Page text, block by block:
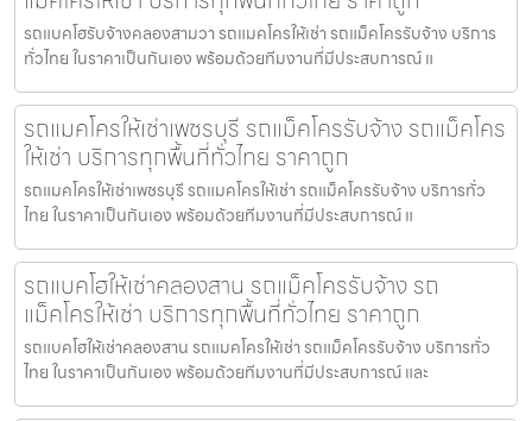
รถแบคโฮรับจ้างคลองสามวา รถแมคโครให้เช่า รถแม็คโครรับจ้าง บริการ
ทั่วไทย ในราคาเป็นกันเอง พร้อมด้วยทีมงานที่มีประสบการณ์ แ
รถแมคโครให้เช่าเพชรบุรี รถแม็คโครรับจ้าง รถแม็คโคร
ให้เช่า บริการทุกพื้นที่ทั่วไทย ราคาถูก
รถแมคโครให้เช่าเพชรบุรี รถแมคโครให้เช่า รถแม็คโครรับจ้าง บริการทั่ว
ไทย ในราคาเป็นกันเอง พร้อมด้วยทีมงานที่มีประสบการณ์ แ
รถแบคโฮให้เช่าคลองสาน รถแม็คโครรับจ้าง รถ
แม็คโครให้เช่า บริการทุกพื้นที่ทั่วไทย ราคาถูก
รถแบคโฮให้เช่าคลองสาน รถแมคโครให้เช่า รถแม็คโครรับจ้าง บริการทั่ว
ไทย ในราคาเป็นกันเอง พร้อมด้วยทีมงานที่มีประสบการณ์ และ